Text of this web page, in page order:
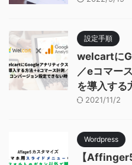
設定手順
welcartに
／eコマー
を導入する
2021/11/2
Wordpress
【